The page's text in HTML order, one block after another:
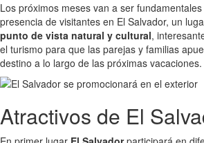
Los próximos meses van a ser
presencia de visitantes en El Salvador, un
punto de vista natural y cultural,
el turismo para que las parejas y familias
destino a lo largo de las próximas vacaciones.
Atractivos de El